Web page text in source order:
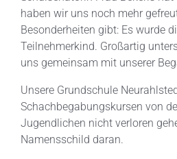
haben wir uns noch mehr
Besonderheiten gibt: Es wurde
Teilnehmerkind. Großartig
uns gemeinsam mit unserer
Unsere Grundschule
Schachbegabungskursen von
Jugendlichen nicht verloren
Namensschild daran.